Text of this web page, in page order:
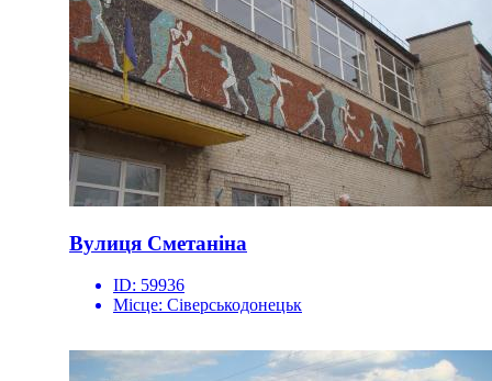
Вулиця Сметаніна
ID: 59936
Місце: Сіверськодонецьк